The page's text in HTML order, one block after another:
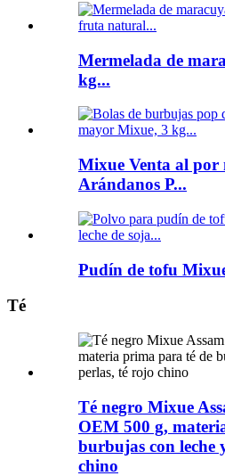
Mermelada de
kg...
Mixue Venta al por
Arándanos P...
Pudín de tofu
Té
Té negro Mixue
OEM 500 g,
burbujas con leche
chino